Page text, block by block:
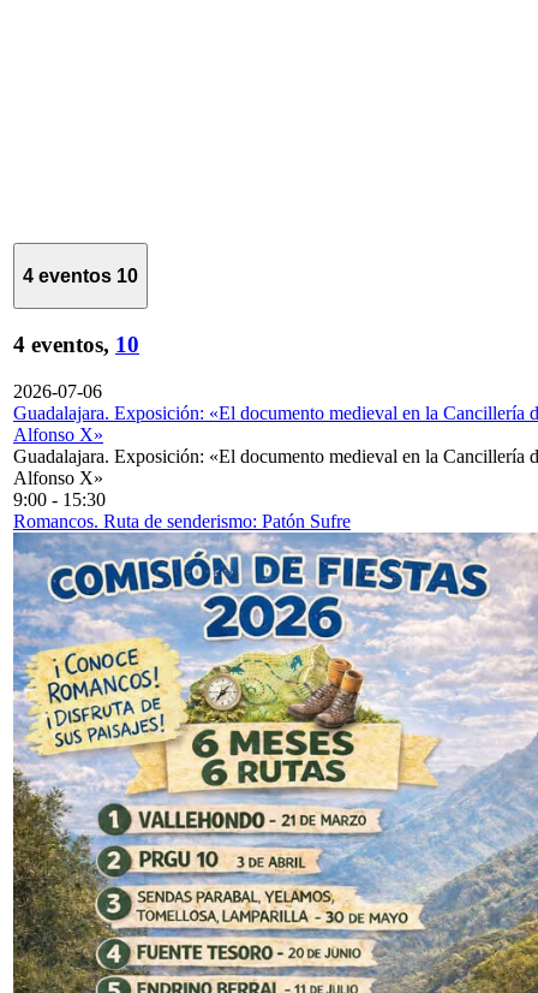
4 eventos 10
4 eventos, 10
2026-07-06
Guadalajara. Exposición: «El documento medieval en la Cancillería
Alfonso X»
Guadalajara. Exposición: «El documento medieval en la Cancillería
Alfonso X»
9:00 - 15:30
Romancos. Ruta de senderismo: Patón Sufre